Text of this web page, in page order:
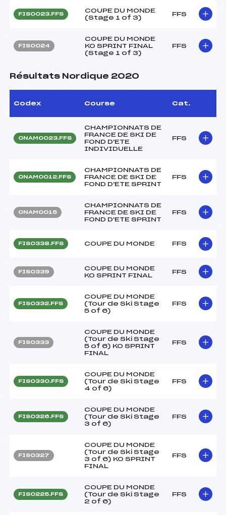
FIS0023.FFS
COUPE DU MONDE
(Stage 1 of 3)
FFS
FIS0024
COUPE DU MONDE
KO SPRINT FINAL
(Stage 1 of 3)
FFS
Résultats Nordique 2020
Codex Course Cat.
ONAM0023.FFS
CHAMPIONNATS DE
FRANCE DE SKI DE
FOND D'ETE
INDIVIDUELLE
FFS
ONAM0012.FFS
CHAMPIONNATS DE
FRANCE DE SKI DE
FOND D'ETE SPRINT
FFS
ONAM0015
CHAMPIONNATS DE
FRANCE DE SKI DE
FOND D'ETE SPRINT
FFS
FIS0338.FFS COUPE DU MONDE FFS
FIS0339
COUPE DU MONDE
KO SPRINT FINAL
FFS
FIS0332.FFS
COUPE DU MONDE
(Tour de Ski Stage
5 of 6)
FFS
FIS0333
COUPE DU MONDE
(Tour de Ski Stage
5 of 6) KO SPRINT
FINAL
FFS
FIS0330.FFS
COUPE DU MONDE
(Tour de Ski Stage
4 of 6)
FFS
FIS0326.FFS
COUPE DU MONDE
(Tour de Ski Stage
3 of 6)
FFS
FIS0327
COUPE DU MONDE
(Tour de Ski Stage
3 of 6) KO SPRINT
FINAL
FFS
FIS0225.FFS
COUPE DU MONDE
(Tour de Ski Stage
2 of 6)
FFS